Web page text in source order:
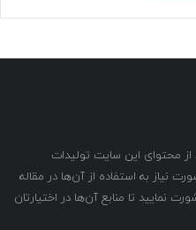
محتوای این سایت تولیدات
به استفاده از آن‌ها در مقاله
نمایید تا منابع آن‌ها در اختیارتان